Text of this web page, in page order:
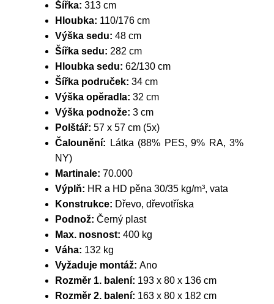
Šířka: 313 cm
Hloubka: 110/176 cm
Výška sedu: 48 cm
Šířka sedu: 282 cm
Hloubka sedu: 62/130 cm
Šířka područek: 34 cm
Výška opěradla: 32 cm
Výška podnože: 3 cm
Polštář: 57 x 57 cm (5x)
Čalounění:
Látka (88% PES, 9% RA, 3%
NY)
Martinale: 70.000
Výplň: HR a HD pěna 30/35 kg/m³, vata
Konstrukce: Dřevo, dřevotříska
Podnož: Černý plast
Max. nosnost: 400 kg
Váha: 132 kg
Vyžaduje montáž: Ano
Rozměr 1. balení: 193 x 80 x 136 cm
Rozměr 2. balení: 163 x 80 x 182 cm